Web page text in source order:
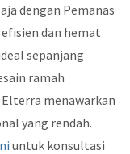
dengan Pemanas
dan hemat
sepanjang
ramah
menawarkan
yang rendah.
untuk konsultasi